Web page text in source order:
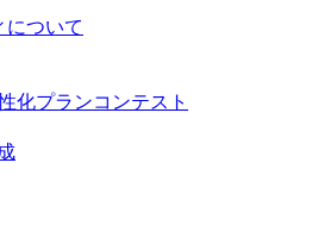
について
化プランコンテスト